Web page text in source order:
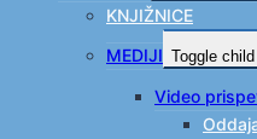
KNJIŽNICE
MEDIJI Toggle
Video